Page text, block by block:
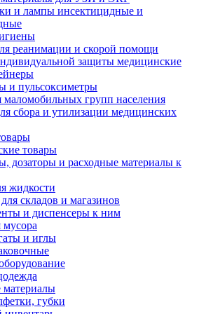
и лампы инсектицидные и
реанимации и скорой помощи
защиты медицинские
и пульсоксиметры
маломобильных групп населения
сбора и утилизации медицинских
товары
дозаторы и расходные материалы к
жидкости
складов и магазинов
и диспенсеры к ним
и иглы
губки